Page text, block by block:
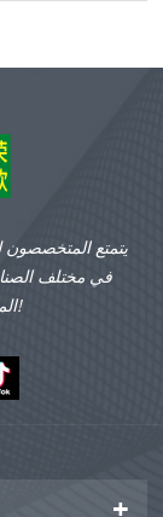
يتمتع المتخصصون
في مختلف
المخصصة الخاصة بالصناعة من أجلك!